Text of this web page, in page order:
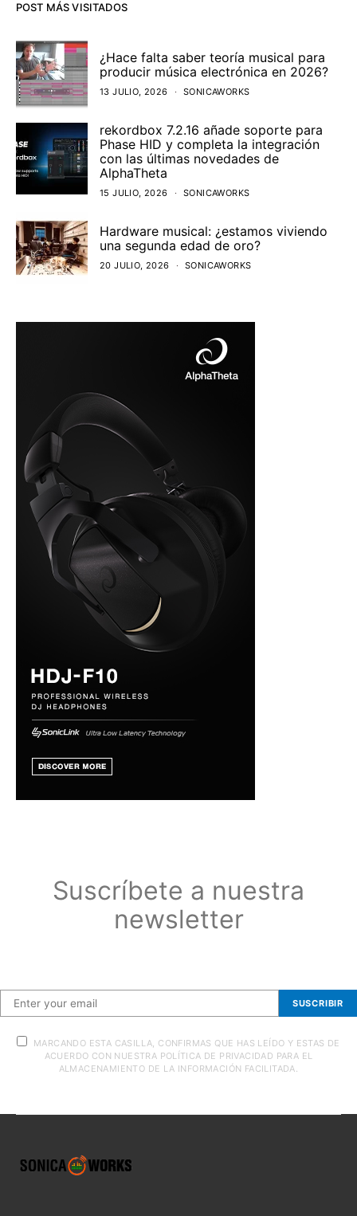
POST MÁS VISITADOS
¿Hace falta saber teoría musical para
producir música electrónica en 2026?
13 JULIO, 2026 SONICAWORKS
rekordbox 7.2.16 añade soporte para
Phase HID y completa la integración
con las últimas novedades de
AlphaTheta
15 JULIO, 2026 SONICAWORKS
Hardware musical: ¿estamos viviendo
una segunda edad de oro?
20 JULIO, 2026 SONICAWORKS
Suscríbete a nuestra
newsletter
SUSCRIBIR
MARCANDO ESTA CASILLA, CONFIRMAS QUE HAS LEÍDO Y ESTAS DE
ACUERDO CON NUESTRA POLÍTICA DE PRIVACIDAD PARA EL
ALMACENAMIENTO DE LA INFORMACIÓN FACILITADA.